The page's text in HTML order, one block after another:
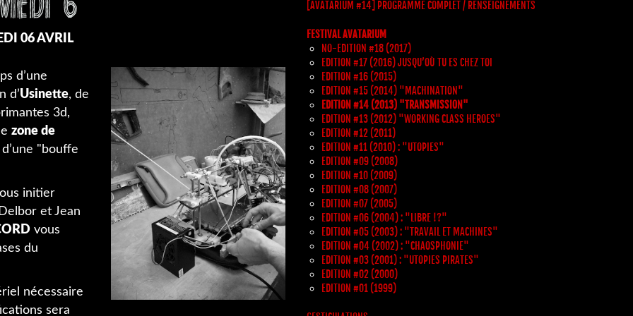
06 AVRIL
d’une
d’Usinette, de
3d,
zone de
"bouffe
initier
et Jean
vous
du
nécessaire
sera
[AVATARIUM #14] PROGRAMME COMPLET / RENSEIGNEMENTS
FESTIVAL AVATARIUM
NO-EDITION #18 (2017)
EDITION #17 (2016) JUSQU’OÙ TU ES CHEZ TOI
EDITION #16 (2015)
EDITION #15 (2014) "MACHINATION"
EDITION #14 (2013) "TRANSMISSION"
EDITION #13 (2012) "WORKING CLASS HEROES"
EDITION #12 (2011)
EDITION #11 (2010) : "UTOPIES"
EDITION #09 (2008)
EDITION #10 (2009)
EDITION #08 (2007)
EDITION #07 (2005)
EDITION #06 (2004) : "LIBRE !?"
EDITION #05 (2003) : "TRAVAIL ET MACHINES"
EDITION #04 (2002) : "CHAOSPHONIE"
EDITION #03 (2001) : "UTOPIES PIRATES"
EDITION #02 (2000)
EDITION #01 (1999)